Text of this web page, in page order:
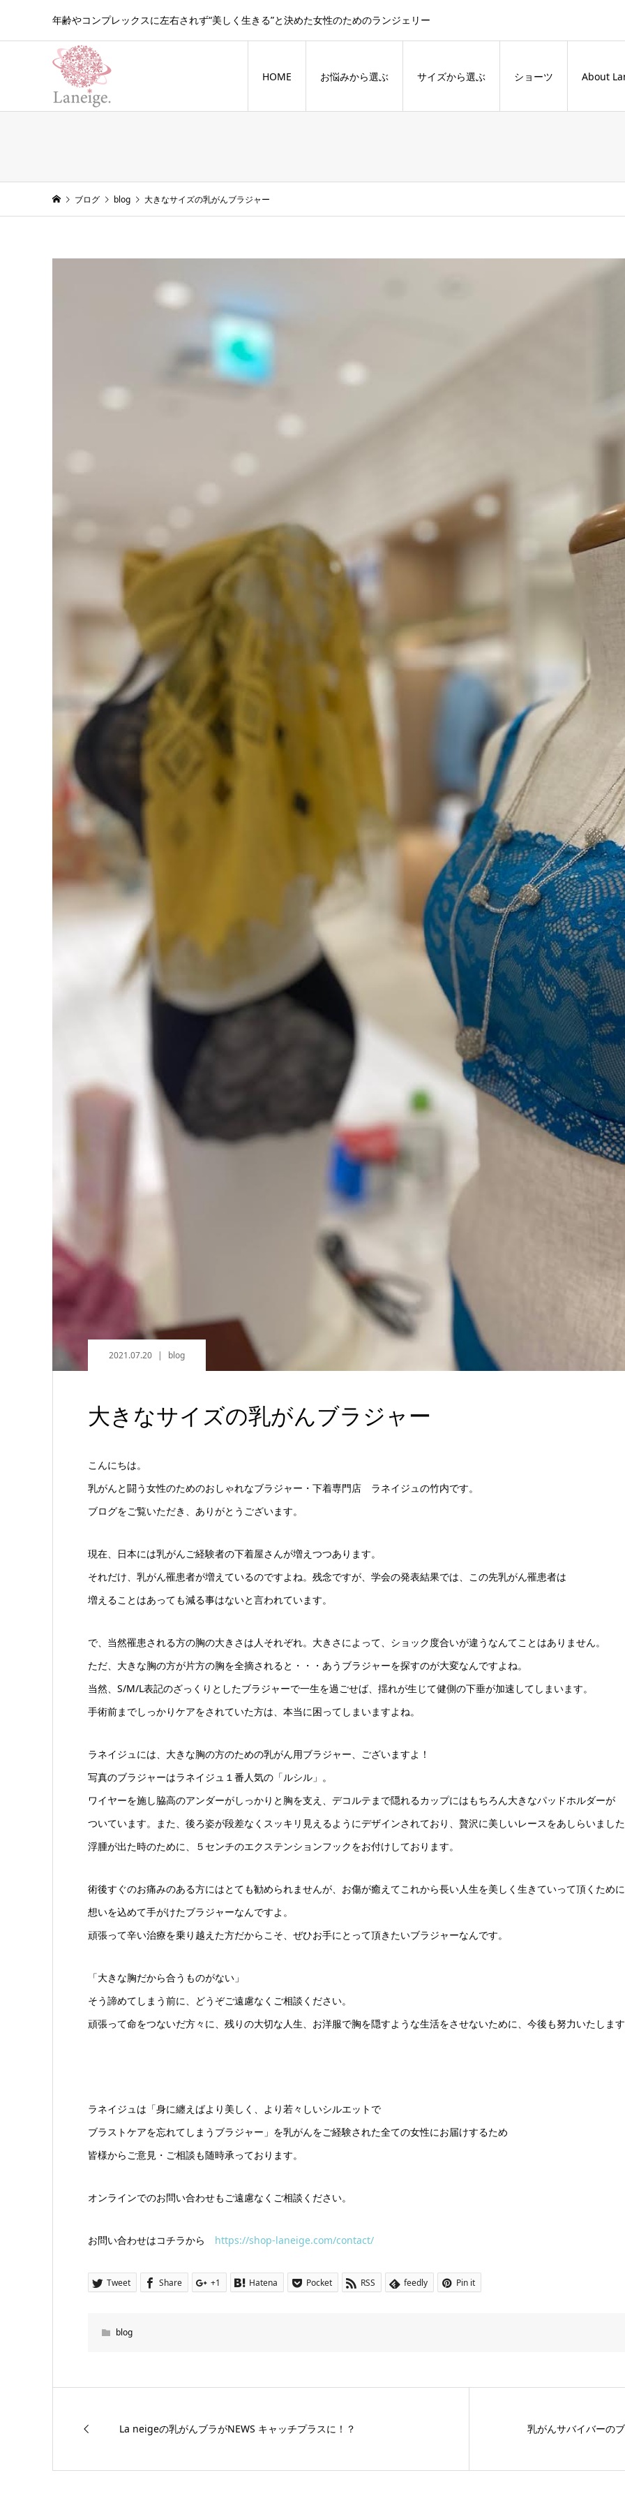
年齢やコンプレックスに左右されず“美しく生きる”と決めた女性のためのランジェリー
HOME お悩みから選ぶ サイズから選ぶ ショーツ About
ブログ blog 大きなサイズの乳がんブラジャー
2021.07.20 blog
大きなサイズの乳がんブラジャー
こんにちは。
乳がんと闘う女性のためのおしゃれなブラジャー・下着専門店 ラネイジュの竹内です。
ブログをご覧いただき、ありがとうございます。
現在、日本には乳がんご経験者の下着屋さんが増えつつあります。
それだけ、乳がん罹患者が増えているのですよね。残念ですが、学会の発表結果では、この先乳がん罹患者は
増えることはあっても減る事はないと言われています。
で、当然罹患される方の胸の大きさは人それぞれ。大きさによって、ショック度合いが違うなんてことはありません。
ただ、大きな胸の方が片方の胸を全摘されると・・・あうブラジャーを探すのが大変なんですよね。
当然、S/M/L表記のざっくりとしたブラジャーで一生を過ごせば、揺れが生じて健側の下垂が加速してしまいます。
手術前までしっかりケアをされていた方は、本当に困ってしまいますよね。
ラネイジュには、大きな胸の方のための乳がん用ブラジャー、ございますよ！
写真のブラジャーはラネイジュ１番人気の「ルシル」。
ワイヤーを施し脇高のアンダーがしっかりと胸を支え、デコルテまで隠れるカップにはもちろん大きなパッドホルダーが
ついています。また、後ろ姿が段差なくスッキリ見えるようにデザインされており、贅沢に美しいレースをあしらいまし
浮腫が出た時のために、５センチのエクステンションフックをお付けしております。
術後すぐのお痛みのある方にはとても勧められませんが、お傷が癒えてこれから長い人生を美しく生きていって頂くために
想いを込めて手がけたブラジャーなんですよ。
頑張って辛い治療を乗り越えた方だからこそ、ぜひお手にとって頂きたいブラジャーなんです。
「大きな胸だから合うものがない」
そう諦めてしまう前に、どうぞご遠慮なくご相談ください。
頑張って命をつないだ方々に、残りの大切な人生、お洋服で胸を隠すような生活をさせないために、今後も努力いたしま
ラネイジュは「身に纏えばより美しく、より若々しいシルエットで
ブラストケアを忘れてしまうブラジャー」を乳がんをご経験された全ての女性にお届けするため
皆様からご意見・ご相談も随時承っております。
オンラインでのお問い合わせもご遠慮なくご相談ください。
お問い合わせはコチラから https://shop-laneige.com/contact/
Tweet Share +1 Hatena Pocket RSS feedly Pin it
blog
La neigeの乳がんブラがNEWS キャッチプラスに！？ 乳がんサバイバーの